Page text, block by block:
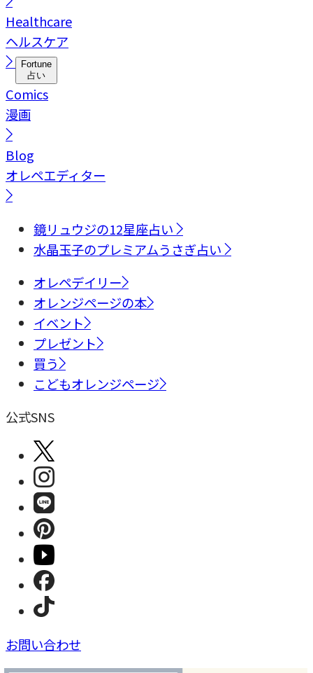
Healthcare
ヘルスケア
Fortune
占い
Comics
漫画
Blog
オレペエディター
鏡リュウジの12星座占い
水晶玉子のプレミアムうさぎ占い
オレペデイリー
オレンジページの本
イベント
プレゼント
買う
こどもオレンジページ
公式SNS
お問い合わせ